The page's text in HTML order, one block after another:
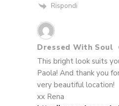
Rispondi
Dressed With Soul
This bright look suits
Paola! And thank you
very beautiful location!
xx Rena